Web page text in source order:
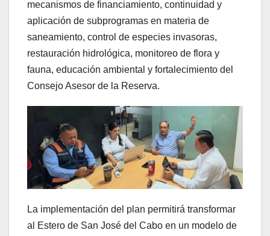
mecanismos de financiamiento, continuidad y
aplicación de subprogramas en materia de
saneamiento, control de especies invasoras,
restauración hidrológica, monitoreo de flora y
fauna, educación ambiental y fortalecimiento del
Consejo Asesor de la Reserva.
La implementación del plan permitirá transformar
al Estero de San José del Cabo en un modelo de